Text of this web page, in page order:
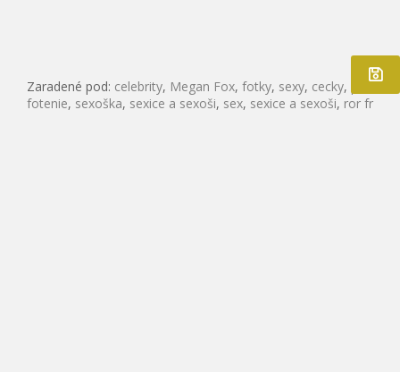
Zaradené pod: celebrity, Megan Fox, fotky, sexy, cecky, prsia,
fotenie, sexoška, sexice a sexoši, sex, sexice a sexoši, ror fr